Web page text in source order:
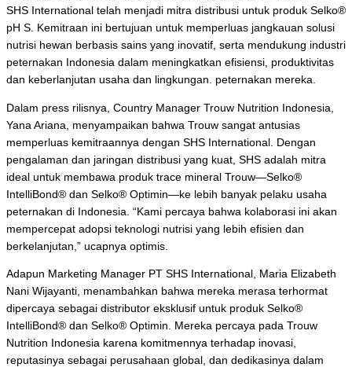
SHS International telah menjadi mitra distribusi untuk produk Selko®
pH S. Kemitraan ini bertujuan untuk memperluas jangkauan solusi
nutrisi hewan berbasis sains yang inovatif, serta mendukung industri
peternakan Indonesia dalam meningkatkan efisiensi, produktivitas
dan keberlanjutan usaha dan lingkungan. peternakan mereka.
Dalam press rilisnya, Country Manager Trouw Nutrition Indonesia,
Yana Ariana, menyampaikan bahwa Trouw sangat antusias
memperluas kemitraannya dengan SHS International. Dengan
pengalaman dan jaringan distribusi yang kuat, SHS adalah mitra
ideal untuk membawa produk trace mineral Trouw—Selko®
IntelliBond® dan Selko® Optimin—ke lebih banyak pelaku usaha
peternakan di Indonesia. “Kami percaya bahwa kolaborasi ini akan
mempercepat adopsi teknologi nutrisi yang lebih efisien dan
berkelanjutan,” ucapnya optimis.
Adapun Marketing Manager PT SHS International, Maria Elizabeth
Nani Wijayanti, menambahkan bahwa mereka merasa terhormat
dipercaya sebagai distributor eksklusif untuk produk Selko®
IntelliBond® dan Selko® Optimin. Mereka percaya pada Trouw
Nutrition Indonesia karena komitmennya terhadap inovasi,
reputasinya sebagai perusahaan global, dan dedikasinya dalam